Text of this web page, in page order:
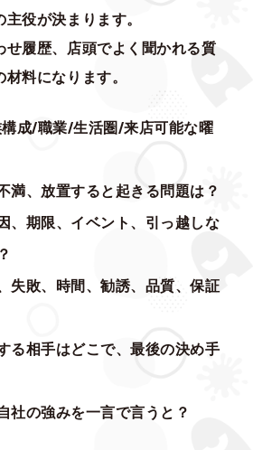
役が決まります。
せ履歴、店頭でよく聞かれる質
料になります。
成/職業/生活圏/来店可能な曜
満、放置すると起きる問題は？
、期限、イベント、引っ越しな
失敗、時間、勧誘、品質、保証
る相手はどこで、最後の決め手
社の強みを一言で言うと？